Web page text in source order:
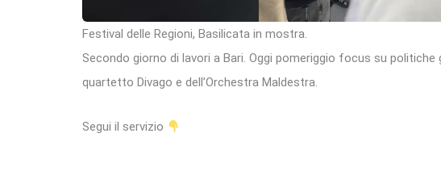
Festival delle Regioni, Basilicata in mostra.
Secondo giorno di lavori a Bari. Oggi pomeriggio focus su
quartetto Divago e dell’Orchestra Maldestra.
Segui il servizio